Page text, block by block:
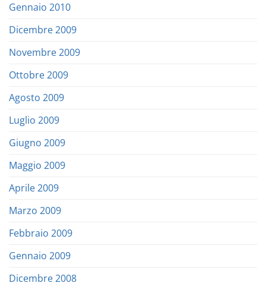
Gennaio 2010
Dicembre 2009
Novembre 2009
Ottobre 2009
Agosto 2009
Luglio 2009
Giugno 2009
Maggio 2009
Aprile 2009
Marzo 2009
Febbraio 2009
Gennaio 2009
Dicembre 2008